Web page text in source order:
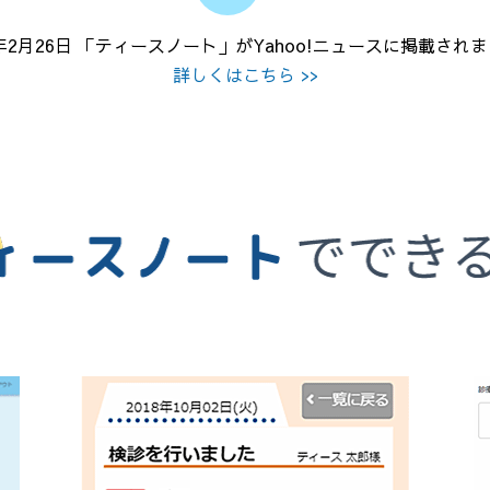
2月26日 「ティースノート」がYahoo!ニュースに掲載され
詳しくはこちら >>